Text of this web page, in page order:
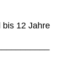
12 Jahre